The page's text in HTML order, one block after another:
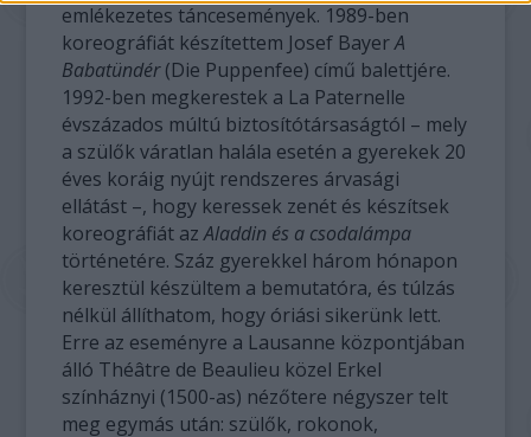
emlékezetes táncesemények. 1989-ben
koreográfiát készítettem Josef BayerA
Babatündér(Die Puppenfee) című balettjére.
1992-ben megkerestek a La Paternelle
évszázados múltú biztosítótársaságtól – mely
a szülők váratlan halála esetén a gyerekek 20
éves koráig nyújt rendszeres árvasági
ellátást –, hogy keressek zenét és készítsek
koreográfiát az Aladdin és a csodalámpa
történetére. Száz gyerekkel három hónapon
keresztül készültem a bemutatóra, és túlzás
nélkül állíthatom, hogy óriási sikerünk lett.
Erre az eseményre a Lausanne központjában
álló Théâtre de Beaulieu közel Erkel
színháznyi (1500-as) nézőtere négyszer telt
meg egymás után: szülők, rokonok,